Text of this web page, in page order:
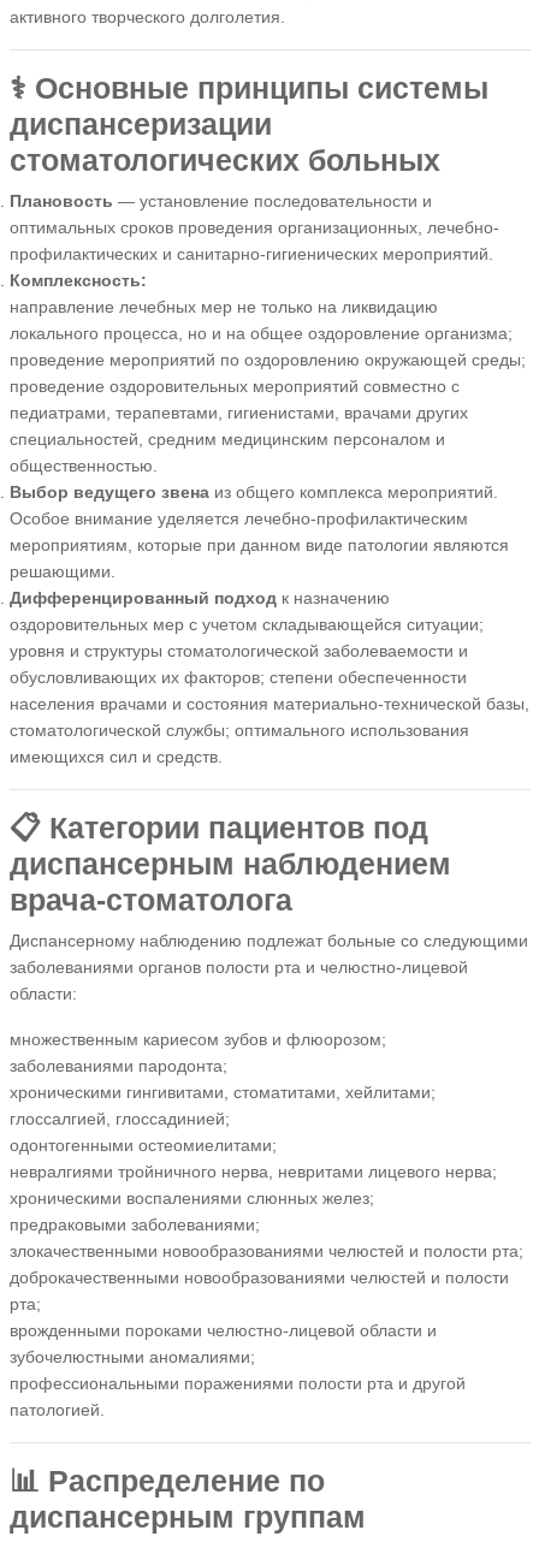
активного творческого долголетия.
⚕️ Основные принципы системы
диспансеризации
стоматологических больных
Плановость — установление последовательности и
оптимальных сроков проведения организационных, лечебно-
профилактических и санитарно-гигиенических мероприятий.
Комплексность:
направление лечебных мер не только на ликвидацию
локального процесса, но и на общее оздоровление организма;
проведение мероприятий по оздоровлению окружающей среды;
проведение оздоровительных мероприятий совместно с
педиатрами, терапевтами, гигиенистами, врачами других
специальностей, средним медицинским персоналом и
общественностью.
Выбор ведущего звенаиз общего комплекса мероприятий.
Особое внимание уделяется лечебно-профилактическим
мероприятиям, которые при данном виде патологии являются
решающими.
Дифференцированный подходк назначению
оздоровительных мер с учетом складывающейся ситуации;
уровня и структуры стоматологической заболеваемости и
обусловливающих их факторов; степени обеспеченности
населения врачами и состояния материально-технической базы,
стоматологической службы; оптимального использования
имеющихся сил и средств.
📋 Категории пациентов под
диспансерным наблюдением
врача-стоматолога
Диспансерному наблюдению подлежат больные со следующими
заболеваниями органов полости рта и челюстно-лицевой
области:
множественным кариесом зубов и флюорозом;
заболеваниями пародонта;
хроническими гингивитами, стоматитами, хейлитами;
глоссалгией, глоссадинией;
одонтогенными остеомиелитами;
невралгиями тройничного нерва, невритами лицевого нерва;
хроническими воспалениями слюнных желез;
предраковыми заболеваниями;
злокачественными новообразованиями челюстей и полости рта;
доброкачественными новообразованиями челюстей и полости
рта;
врожденными пороками челюстно-лицевой области и
зубочелюстными аномалиями;
профессиональными поражениями полости рта и другой
патологией.
📊 Распределение по
диспансерным группам